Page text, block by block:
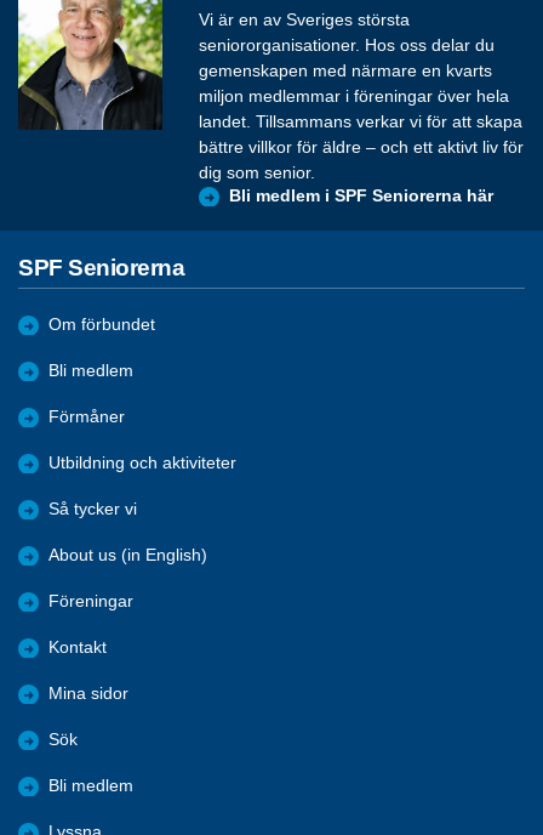
Vi är en av Sveriges största
seniororganisationer. Hos oss delar du
gemenskapen med närmare en kvarts
miljon medlemmar i föreningar över hela
landet. Tillsammans verkar vi för att skapa
bättre villkor för äldre – och ett aktivt liv för
dig som senior.
Bli medlem i SPF Seniorerna här
SPF Seniorerna
Om förbundet
Bli medlem
Förmåner
Utbildning och aktiviteter
Så tycker vi
About us (in English)
Föreningar
Kontakt
Mina sidor
Sök
Bli medlem